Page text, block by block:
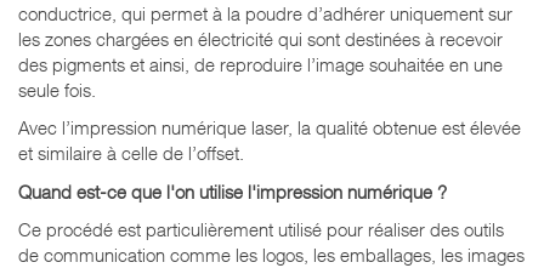
conductrice, qui permet à la poudre d’adhérer uniquement sur
les zones chargées en électricité qui sont destinées à recevoir
des pigments et ainsi, de reproduire l’image souhaitée en une
seule fois.
Avec l’impression numérique laser, la qualité obtenue est élevée
et similaire à celle de l’offset.
Quand est-ce que l'on utilise l'impression numérique ?
Ce procédé est particulièrement utilisé pour réaliser des outils
de communication comme les logos, les emballages, les images